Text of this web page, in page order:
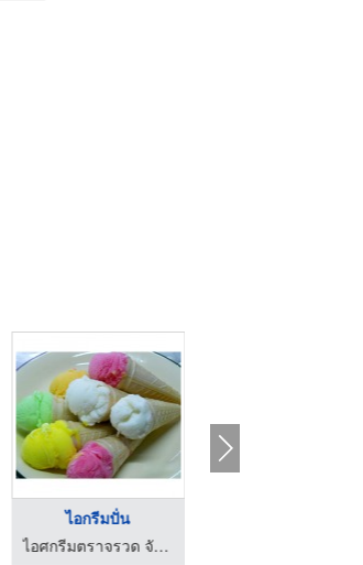
ไอกรีมปั่น
ไอศกรีมตราจรวด จันทบุรี